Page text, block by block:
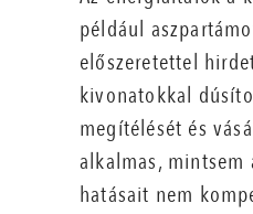
például
előszeretettel
kivonatokkal
megítélését és
alkalmas, mintsem
hatásait nem